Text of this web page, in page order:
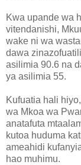
Kwa upande wa
vitendanishi,
wake ni wa
dawa
asilimia 90.6 na
ya asilimia 55.
Kufuatia hali
wa Mkoa wa
anatafuta
kutoa huduma
ameahidi
hao muhimu.